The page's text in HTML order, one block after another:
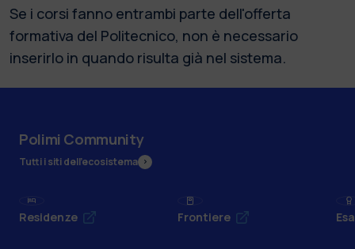
Se i corsi fanno entrambi parte dell'offerta
formativa del Politecnico, non è necessario
inserirlo in quando risulta già nel sistema.
Polimi Community
Tutti i siti dell’ecosistema
Residenze Frontiere